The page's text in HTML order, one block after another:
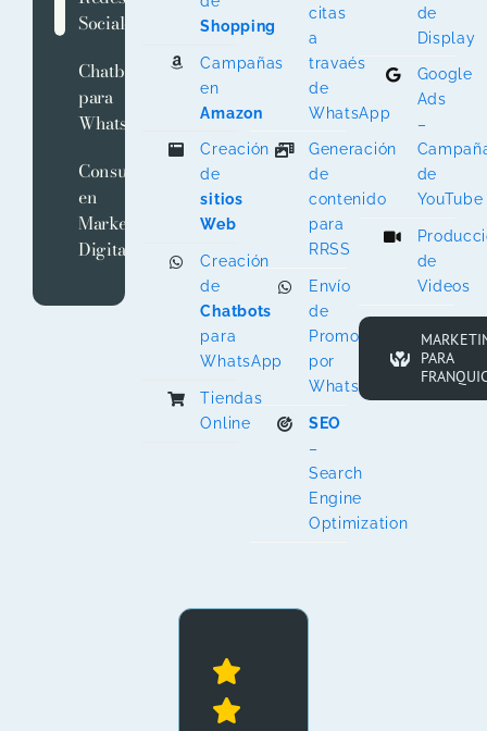
Sociales
Chatbots
para
WhatsApp
Consultoría
en
Marketing
Digital
Shopping
Campañas
en
Amazon
Creación
de
sitios
Web
Creación
de
Chatbots
para
WhatsApp
Tiendas
Online
citas
a
travaés
de
WhatsApp
Generación
de
contenido
para
RRSS
Envío
de
Promociones
por
WhatsApp
SEO
–
Search
Engine
Optimization
de
Display
Google
Ads
–
de
YouTube
de
Videos
PARA